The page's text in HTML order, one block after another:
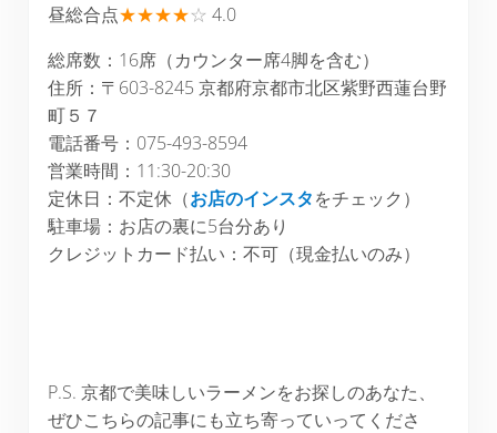
昼総合点★★★★☆ 4.0
総席数：16席（カウンター席4脚を含む）
住所：〒603-8245 京都府京都市北区紫野西蓮台野
町５７
電話番号：075-493-8594
営業時間：11:30-20:30
定休日：不定休（お店のインスタをチェック）
駐車場：お店の裏に5台分あり
クレジットカード払い：不可（現金払いのみ）
P.S. 京都で美味しいラーメンをお探しのあなた、
ぜひこちらの記事にも立ち寄っていってくださ